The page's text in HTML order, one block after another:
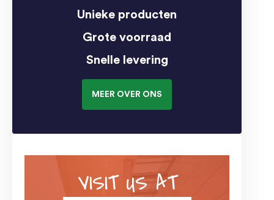
Unieke producten
Grote voorraad
Snelle levering
MEER OVER ONS
VISIT US AT